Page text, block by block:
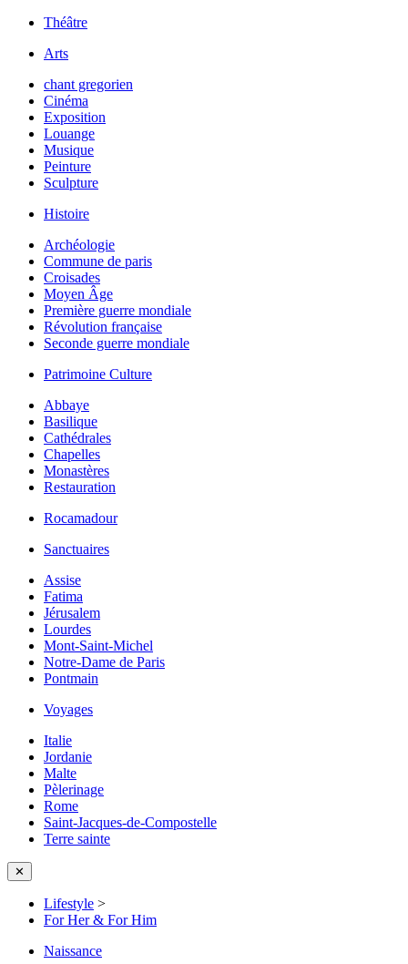
Théâtre
Arts
chant gregorien
Cinéma
Exposition
Louange
Musique
Peinture
Sculpture
Histoire
Archéologie
Commune de paris
Croisades
Moyen Âge
Première guerre mondiale
Révolution française
Seconde guerre mondiale
Patrimoine Culture
Abbaye
Basilique
Cathédrales
Chapelles
Monastères
Restauration
Rocamadour
Sanctuaires
Assise
Fatima
Jérusalem
Lourdes
Mont-Saint-Michel
Notre-Dame de Paris
Pontmain
Voyages
Italie
Jordanie
Malte
Pèlerinage
Rome
Saint-Jacques-de-Compostelle
Terre sainte
✕
Lifestyle >
For Her & For Him
Naissance